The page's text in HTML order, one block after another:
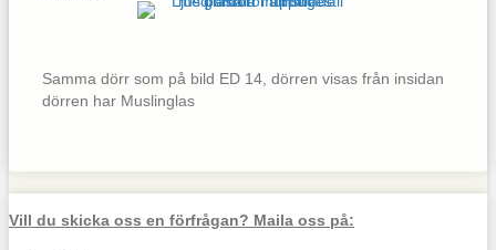
Samma dörr som på bild ED 14, dörren visas från insidan
dörren har Muslinglas
Vill du skicka oss en förfrågan? Maila oss på: